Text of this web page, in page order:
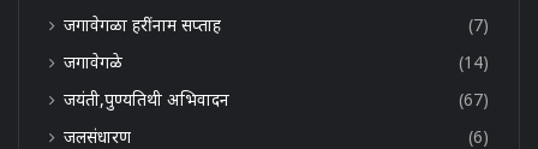
जगावेगळा हरींनाम सप्ताह
(7)
जगावेगळे
(14)
जयंती,पुण्यतिथी अभिवादन
(67)
जलसंधारण
(6)